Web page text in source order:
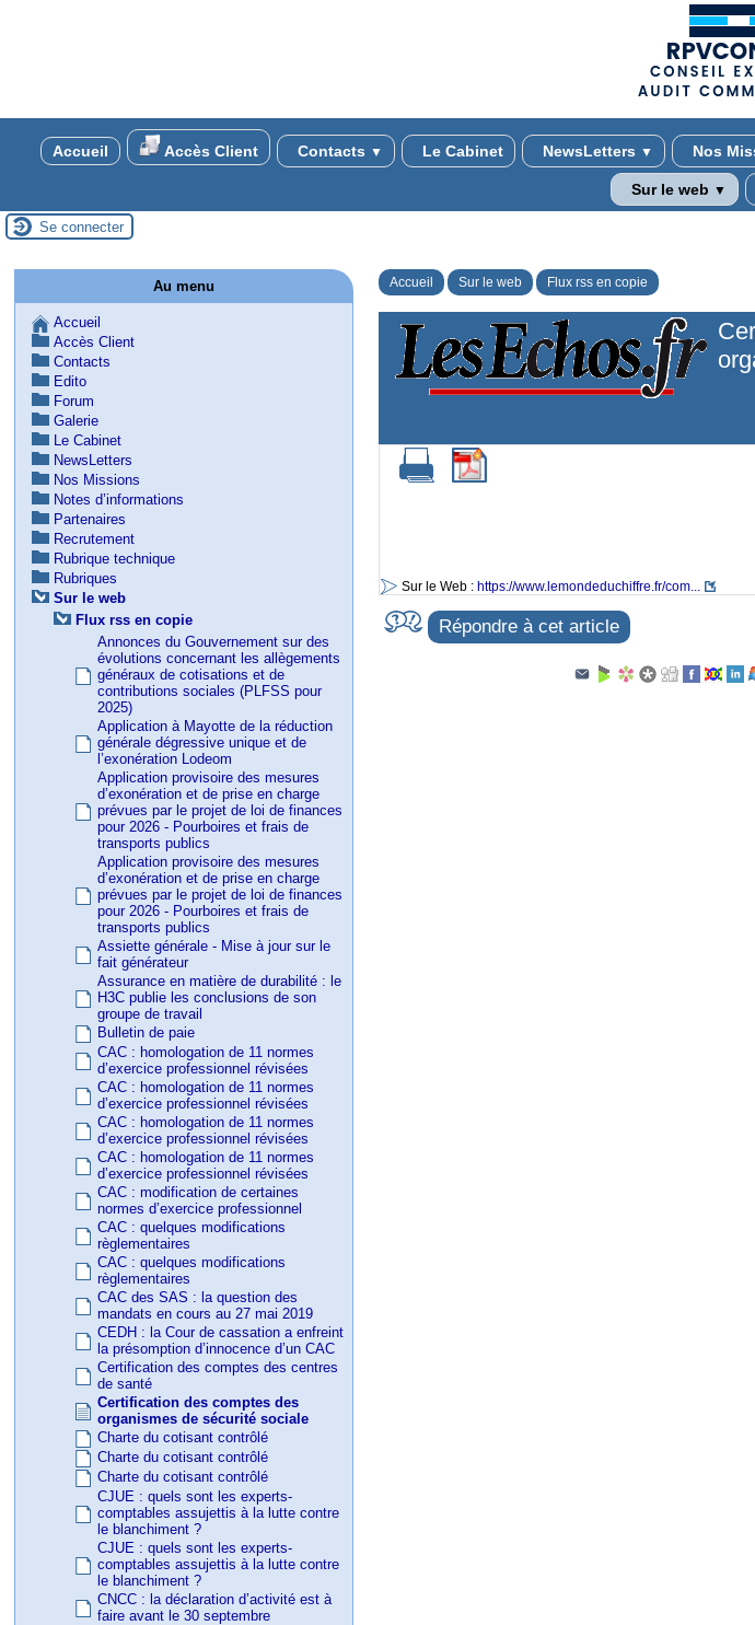
Accueil Accès Client Contacts ▼ Le Cabinet NewsLetters ▼ Nos
Sur le web ▼
Se connecter
Accueil Sur le web Flux rss en copie
Sur le Web : https://www.lemondeduchiffre.fr/com...
Répondre à cet article
Au menu
Accueil
Accès Client
Contacts
Edito
Forum
Galerie
Le Cabinet
NewsLetters
Nos Missions
Notes d’informations
Partenaires
Recrutement
Rubrique technique
Rubriques
Sur le web
Flux rss en copie
Annonces du Gouvernement sur des
évolutions concernant les allègements
généraux de cotisations et de
contributions sociales (PLFSS pour
2025)
Application à Mayotte de la réduction
générale dégressive unique et de
l’exonération Lodeom
Application provisoire des mesures
d’exonération et de prise en charge
prévues par le projet de loi de finances
pour 2026 - Pourboires et frais de
transports publics
Application provisoire des mesures
d’exonération et de prise en charge
prévues par le projet de loi de finances
pour 2026 - Pourboires et frais de
transports publics
Assiette générale - Mise à jour sur le
fait générateur
Assurance en matière de durabilité : le
H3C publie les conclusions de son
groupe de travail
Bulletin de paie
CAC : homologation de 11 normes
d’exercice professionnel révisées
CAC : homologation de 11 normes
d’exercice professionnel révisées
CAC : homologation de 11 normes
d’exercice professionnel révisées
CAC : homologation de 11 normes
d’exercice professionnel révisées
CAC : modification de certaines
normes d’exercice professionnel
CAC : quelques modifications
règlementaires
CAC : quelques modifications
règlementaires
CAC des SAS : la question des
mandats en cours au 27 mai 2019
CEDH : la Cour de cassation a enfreint
la présomption d’innocence d’un CAC
Certification des comptes des centres
de santé
Certification des comptes des
organismes de sécurité sociale
Charte du cotisant contrôlé
Charte du cotisant contrôlé
Charte du cotisant contrôlé
CJUE : quels sont les experts-
comptables assujettis à la lutte contre
le blanchiment ?
CJUE : quels sont les experts-
comptables assujettis à la lutte contre
le blanchiment ?
CNCC : la déclaration d’activité est à
faire avant le 30 septembre